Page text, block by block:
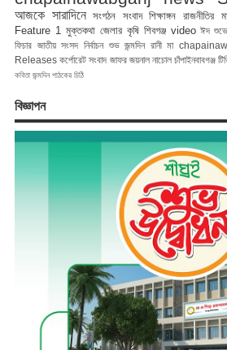
আজকে সারাদিনে সংগঠন সংবাদ শিক্ষাঙ্গন রাজনীতির
Feature 1 মুক্তকথা জেলার কৃষি শিবগঞ্জ video ঈদ
ফিচার জাতীয় সংসদ নির্বাচন শুভ জন্মদিন রানী মা
Releases কর্পোরেট সংবাদ জাফর জয়নাল নাচোল চাঁপাইনবাবগঞ্জ
কবিতা জন্মদিন পাঠকের চিঠি
বিজ্ঞাপন